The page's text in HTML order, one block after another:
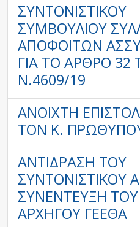
ΣΥΝΤΟΝΙΣΤΙΚΟΎ
ΣΥΜΒΟΥΛΙΟΥ
ΑΠΟΦΟΊΤΩΝ
ΓΙΑ ΤΟ ΆΡΘΡΟ 32
Ν.4609/19
ΑΝΟΙΧΤΉ
ΤΟΝ Κ.
ΑΝΤΊΔΡΑΣΗ ΤΟΥ
ΣΥΝΤΟΝΙΣΤΙΚΟΎ
ΣΥΝΈΝΤΕΥΞΗ ΤΟΥ
ΑΡΧΗΓΟΥ ΓΕΕΘΑ